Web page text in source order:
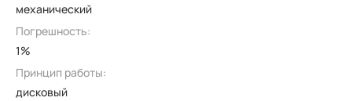
механический
Погрешность:
1%
Принцип работы:
дисковый